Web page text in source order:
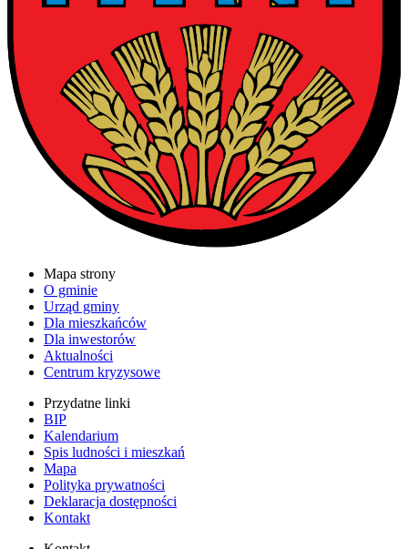
Mapa strony
O gminie
Urząd gminy
Dla mieszkańców
Dla inwestorów
Aktualności
Centrum kryzysowe
Przydatne linki
BIP
Kalendarium
Spis ludności i mieszkań
Mapa
Polityka prywatności
Deklaracja dostępności
Kontakt